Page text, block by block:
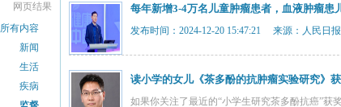
网页结果
所有内容
新闻
生活
疾病
每年新增3-4万名儿童肿瘤患者，血液肿瘤患
发布时间：2024-12-20 15:47:21 来源：人民日
读小学的女儿《茶多酚的抗肿瘤实验研究》
如果你关注了最近的“小学生研究茶多酚抗癌”获